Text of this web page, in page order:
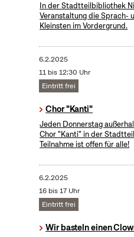
In der Stadtteilbibliothek
Veranstaltung die Sprach-
Kleinsten im Vordergrund.
6.2.2025
11 bis 12:30 Uhr
Eintritt frei
Chor "Kanti"
Jeden Donnerstag
Chor "Kanti" in der
Teilnahme ist offen für alle!
6.2.2025
16 bis 17 Uhr
Eintritt frei
Wir basteln einen